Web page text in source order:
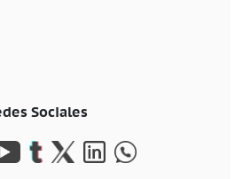
Sociales